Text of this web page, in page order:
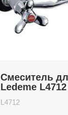
Смеситель
Ledeme L4712
L4712